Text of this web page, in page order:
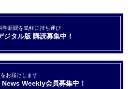
学新聞を気軽に持ち運び
ジタル版 購読募集中！
お届けします
Weekly会員募集中！